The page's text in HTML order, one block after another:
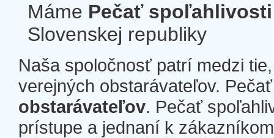
Máme Pečať spoľahlivosti
Slovenskej republiky
Naša spoločnosť patrí medzi
verejných obstarávateľov.
obstarávateľov. Pečať
prístupe a jednaní k